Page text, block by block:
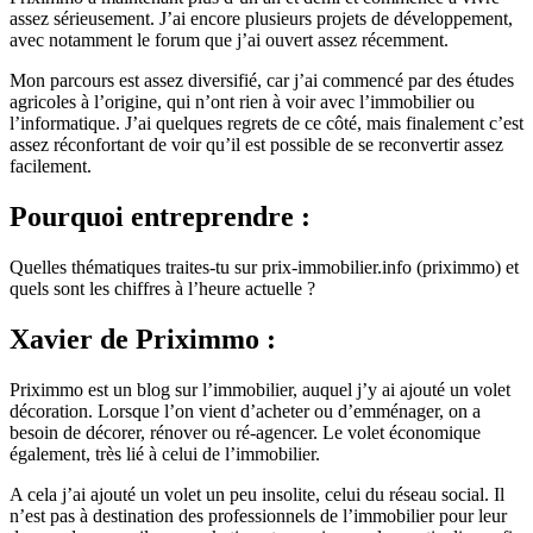
assez sérieusement. J’ai encore plusieurs projets de développement,
avec notamment le forum que j’ai ouvert assez récemment.
Mon parcours est assez diversifié, car j’ai commencé par des études
agricoles à l’origine, qui n’ont rien à voir avec l’immobilier ou
l’informatique. J’ai quelques regrets de ce côté, mais finalement c’est
assez réconfortant de voir qu’il est possible de se reconvertir assez
facilement.
Pourquoi entreprendre :
Quelles thématiques traites-tu sur prix-immobilier.info (priximmo) et
quels sont les chiffres à l’heure actuelle ?
Xavier de Priximmo :
Priximmo est un blog sur l’immobilier, auquel j’y ai ajouté un volet
décoration. Lorsque l’on vient d’acheter ou d’emménager, on a
besoin de décorer, rénover ou ré-agencer. Le volet économique
également, très lié à celui de l’immobilier.
A cela j’ai ajouté un volet un peu insolite, celui du réseau social. Il
n’est pas à destination des professionnels de l’immobilier pour leur